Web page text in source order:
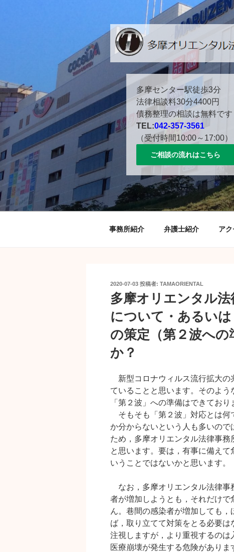
キ
ッ
プ
多摩センター駅徒歩３
多摩センター駅徒歩3分
法律相談料30分4400円
債務整理の相談は無料です
TEL:042-357-3561
（受付時間10:00～17:00）
ご相談の流れはこちら
事務所紹介 弁護士紹介 アク
投
日:
2020-07-03 投稿者: TAMAORIENTAL
多摩オリエンタル
について・あるい
の策定（第２波へ
か？
新型コロナウィルス流行拡大の
ていることと思います。そのよ
「第２波」への準備はできており
そもそも「第２波」対応とは何
か分からないという人も多いの
ため，多摩オリエンタル法律事
と思います。要は，有事に備え
いうことではないかと思います。
なお，多摩オリエンタル法律事
者が増加しようとも，それだけ
ん。巷間の感染者が増加しても
ば，取り立てて対策をとる必要
注視しますが，より重視するのは
医療崩壊が発生する危険があり